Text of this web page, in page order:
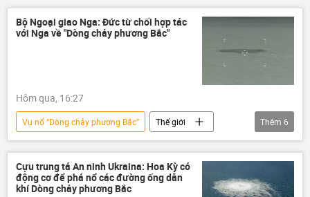
Bộ Ngoại giao Nga
Đức
Bộ Ngoại giao Nga: Đức từ chối hợp tác
với Nga về "Dòng chảy phương Bắc"
Hôm qua, 16:27
Vụ nổ “Dòng chảy phương Bắc”
Thế giới
Nga
Liên bang Nga
Đức
Kinh tế
Chính trị quan hệ quốc tế
Thêm 6
Cựu trung tá An ninh Ukraina: Hoa Kỳ có
động cơ để phá nổ các đường ống dẫn
khí Dòng chảy phương Bắc